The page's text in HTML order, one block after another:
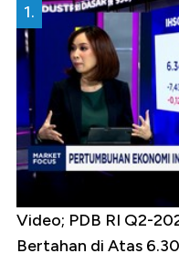
1.
Video; PDB RI Q2-
Bertahan di Atas